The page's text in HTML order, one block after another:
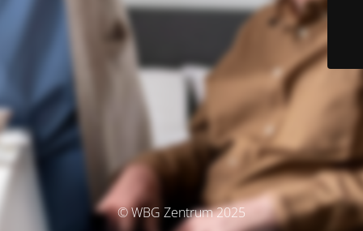
© WBG Zentrum 2025